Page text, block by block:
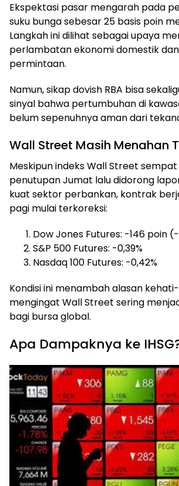
Ekspektasi pasar mengarah pada
suku bunga sebesar 25 basis poin
Langkah ini dilihat sebagai upaya
perlambatan ekonomi domestik
permintaan.
Namun, sikap dovish RBA bisa
sinyal bahwa pertumbuhan di
belum sepenuhnya aman dari
Wall Street Masih Menahan
Meskipun indeks Wall Street
penutupan Jumat lalu didorong
kuat sektor perbankan, kontrak
pagi mulai terkoreksi:
Dow Jones Futures: -146 poin
S&P 500 Futures: -0,39%
Nasdaq 100 Futures: -0,42%
Kondisi ini menambah alasan
mengingat Wall Street sering
bagi bursa global.
Apa Dampaknya ke